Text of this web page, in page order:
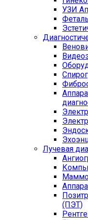
УЗИ
Лучевая
(ПЭТ)